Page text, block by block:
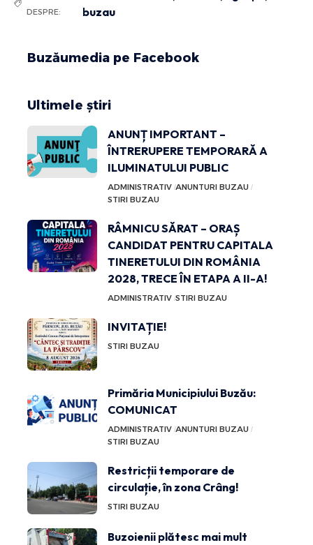
DESPRE:
buzau
Buzăumedia pe Facebook
Ultimele știri
ANUNȚ IMPORTANT –
ÎNTRERUPERE TEMPORARĂ A
ILUMINATULUI PUBLIC
ADMINISTRATIV ANUNTURI BUZAU
STIRI BUZAU
RÂMNICU SĂRAT – ORAȘ
CANDIDAT PENTRU CAPITALA
TINERETULUI DIN ROMÂNIA
2028, TRECE ÎN ETAPA A II-A!
ADMINISTRATIV STIRI BUZAU
INVITAȚIE!
STIRI BUZAU
Primăria Municipiului Buzău:
COMUNICAT
ADMINISTRATIV ANUNTURI BUZAU
STIRI BUZAU
Restricții temporare de
circulație, în zona Crâng!
STIRI BUZAU
Buzoienii plătesc mai mult